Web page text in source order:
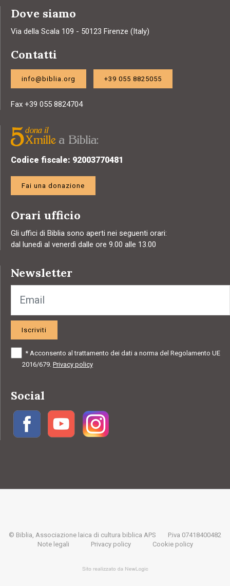
Dove siamo
Via della Scala 109 - 50123 Firenze (Italy)
Contatti
info@biblia.org +39 055 8825055
Fax +39 055 8824704
Codice fiscale: 92003770481
Fai una donazione
Orari ufficio
Gli uffici di Biblia sono aperti nei seguenti orari:
dal lunedì al venerdì dalle ore 9.00 alle 13.00
Newsletter
Iscriviti
* Acconsento al trattamento dei dati a norma del Regolamento UE
2016/679. Privacy policy
Social
© Biblia, Associazione laica di cultura biblica APS
P.iva 07418400482
Note legali
Privacy policy Cookie policy